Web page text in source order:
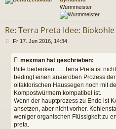
Wurmmeister
Re: Terra Preta Idee:
BFr 17. Jun 2016, 14:34
mexman hat geschrieben:
Bitte bedenken...... Terra Preta ist
bedingt einen anaeroben Prozess
olfaktorischen Haussegen noch mit
Kompostwürmern kompatibel ist.
Wenn der hauptprozess zu Ende ist
ansetzen, aber nicht vorher.
weniger organischen Flüssigkeit zu
preta.